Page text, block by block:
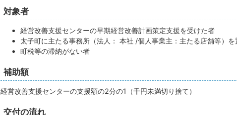
対象者
経営改善支援センターの早期経営改善計画策定支援を受けた者
太子町に主たる事務所（法人： 本社 /個人事業主：主たる店舗等）
町税等の滞納がない者
補助額
経営改善支援センターの支援額の2分の1（千円未満切り捨て）
交付の流れ